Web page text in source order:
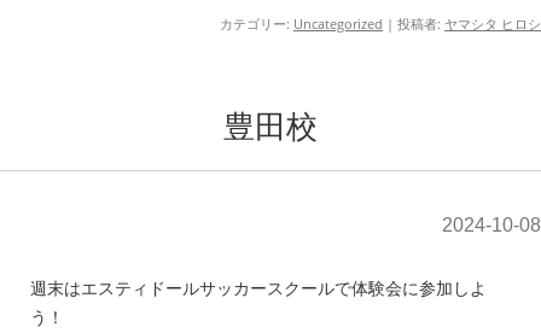
カテゴリー: Uncategorized | 投稿者: ヤマシタ ヒロシ
豊田校
2024-10-08
週末はエスティドールサッカースクールで体験会に参加しよ
う！